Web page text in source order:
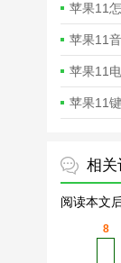
苹果11
苹果11
苹果11
苹果11
相关
阅读本文
8